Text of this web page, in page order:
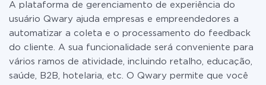
detalhes sobre tarifas.
A plataforma de gerenciamento de experiência do
usuário Qwary ajuda empresas e empreendedores a
automatizar a coleta e o processamento do feedback
do cliente. A sua funcionalidade será conveniente para
vários ramos de atividade, incluindo retalho, educação,
saúde, B2B, hotelaria, etc. O Qwary permite que você